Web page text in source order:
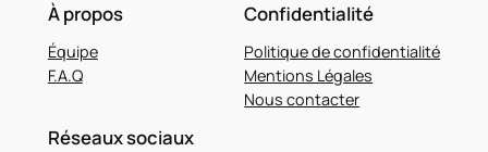
À propos
Équipe
F.A.Q
Confidentialité
Politique de confidentialité
Mentions Légales
Nous contacter
Réseaux sociaux